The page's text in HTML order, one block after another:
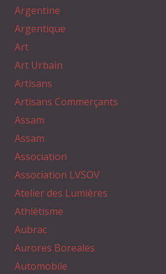
Argentine
Argentique
Art
Art Urbain
Artisans
Artisans Commerçants
Assam
Assam
Association
Association LVSOV
Atelier des Lumières
Athlétisme
Aubrac
Aurores Boreales
Automobile